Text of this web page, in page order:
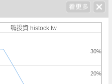
嗨投資 histock.tw
20%
30%